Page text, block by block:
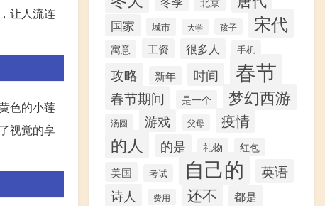
让人流连
色的小莲
视觉的享
国家 城市 大学 孩子 宋代
寓意 工资 很多人 手机
攻略 新年 时间 春节
春节期间 是一个 梦幻西游
汤圆 游戏 父母 疫情
的人 的是 礼物 红包
美国 考试 自己的 英语
诗人 费用 还不 都是